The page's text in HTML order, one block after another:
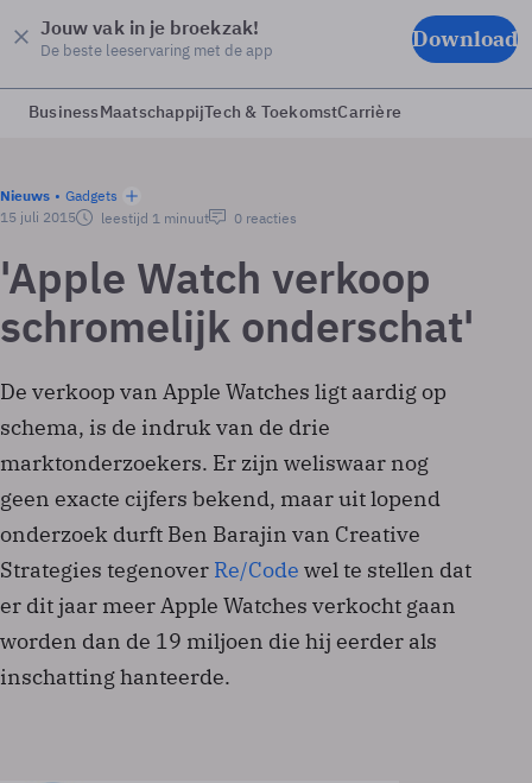
Jouw vak in je broekzak!
De beste leeservaring met de app Download
BusinessMaatschappijTech & ToekomstCarrière
Nieuws
Gadgets
15 juli 2015
leestijd 1 minuut 0 reacties
'Apple Watch verkoop
schromelijk onderschat'
De verkoop van Apple Watches ligt aardig op
schema, is de indruk van de drie
marktonderzoekers. Er zijn weliswaar nog
geen exacte cijfers bekend, maar uit lopend
onderzoek durft Ben Barajin van Creative
Strategies tegenover Re/Code wel te stellen dat
er dit jaar meer Apple Watches verkocht gaan
worden dan de 19 miljoen die hij eerder als
inschatting hanteerde.